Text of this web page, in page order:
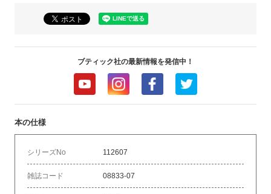
ブティック社の最新情報を発信中！
本の仕様
シリーズNo 112607
雑誌コード 08833-07